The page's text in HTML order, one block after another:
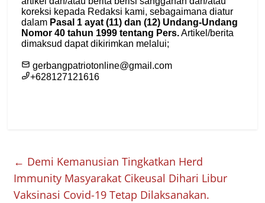
← Demi Kemanusian Tingkatkan Herd
Immunity Masyarakat Cikeusal Dihari Libur
Vaksinasi Covid-19 Tetap Dilaksanakan.